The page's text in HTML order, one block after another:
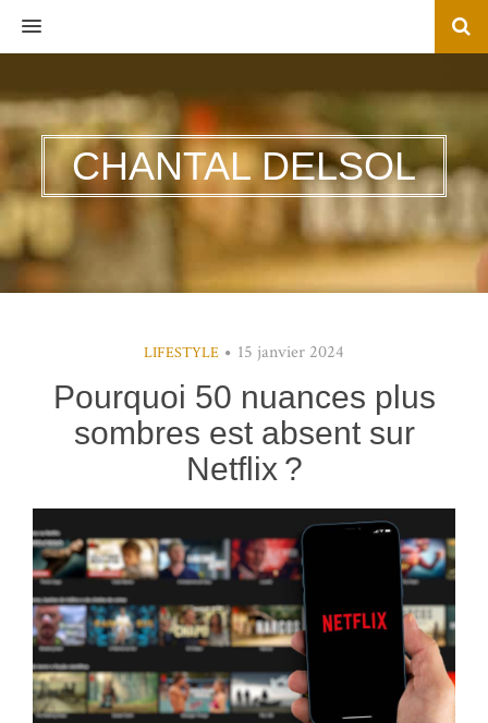
MENU
CHANTAL DELSOL
LIFESTYLE 15 janvier 2024
Pourquoi 50 nuances plus
sombres est absent sur
Netflix ?